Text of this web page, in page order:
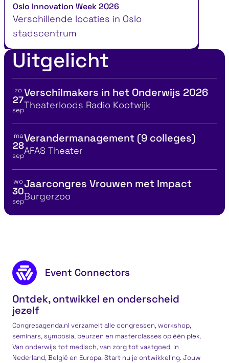
Oslo Innovation Week 2026
Verschillende locaties in Oslo
stadscentrum
Uitgelicht
Bekijk details voor
zo
27
sep
Verschilmakers in het Onderwijs 2026
Locatie
Theaterloods Radio Kootwijk
Bekijk details voor
ma
28
sep
Verandermanagement (9 colleges)
Locatie
AFAS Theater
Bekijk details voor
wo
30
sep
Jaarcongres Vrouwen met Impact
Locatie
Burgerzoo
Footer content
Event Connectors
Ontdek, ontwikkel en onderscheid
jezelf
Congresagenda.nl verzamelt alle congressen, workshop,
seminars, symposia, beurzen en masterclasses op één plek.
Van onderwijs tot medisch, van zorg tot vastgoed. In
Nederland, België en Europa. Start nu je ontwikkeling. Jouw